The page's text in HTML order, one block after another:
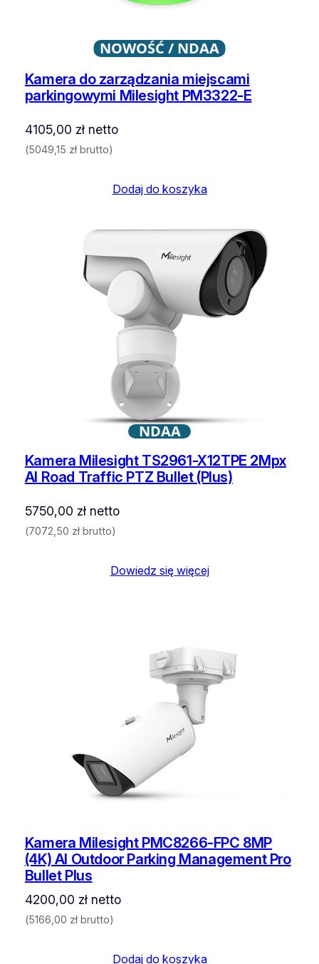
NOWOŚĆ / NDAA
Kamera do zarządzania miejscami
parkingowymi Milesight PM3322-E
4105,00 złnetto
(5049,15 złbrutto)
Dodaj do koszyka
NDAA
Kamera Milesight TS2961-X12TPE 2Mpx
AI Road Traffic PTZ Bullet (Plus)
5750,00 złnetto
(7072,50 złbrutto)
Dowiedz się więcej
Kamera Milesight PMC8266-FPC 8MP
(4K) AI Outdoor Parking Management Pro
Bullet Plus
4200,00 złnetto
(5166,00 złbrutto)
Dodaj do koszyka